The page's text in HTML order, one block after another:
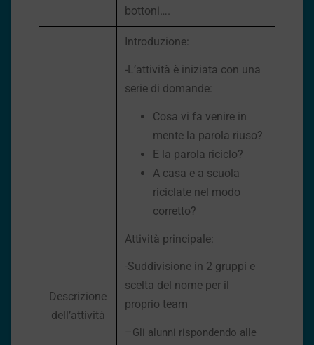
bottoni….
Descrizione
dell’attività
Introduzione:
-L’attività è iniziata con una
serie di domande:
Cosa vi fa venire in
mente la parola riuso?
E la parola riciclo?
A casa e a scuola
riciclate nel modo
corretto?
Attività principale:
-Suddivisione in 2 gruppi e
scelta del nome per il
proprio team
–Gli alunni rispondendo alle